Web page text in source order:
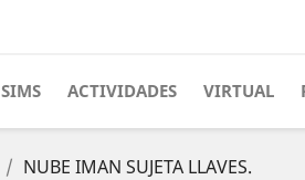
SIMS ACTIVIDADES VIRTUAL
NUBE IMAN SUJETA LLAVES.